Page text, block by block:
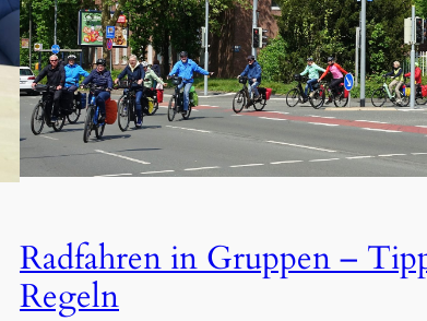
Radfahren in Gruppen –
Regeln